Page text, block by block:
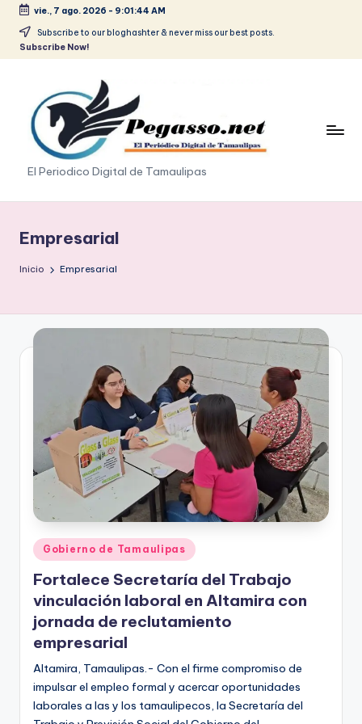
Saltar
vie., 7 ago. 2026 - 9:01:44 AM
Subscribe to our bloghashter & never miss our best posts.
Subscribe Now!
p
e
g
s
.
s
El Periodico Digital de Tamaulipas
Empresarial
Inicio Empresarial
Publicado
en
Gobierno de Tamaulipas
Fortalece Secretaría del Trabajo
vinculación laboral en Altamira con
jornada de reclutamiento
empresarial
Altamira, Tamaulipas.- Con el firme compromiso de
impulsar el empleo formal y acercar oportunidades
laborales a las y los tamaulipecos, la Secretaría del